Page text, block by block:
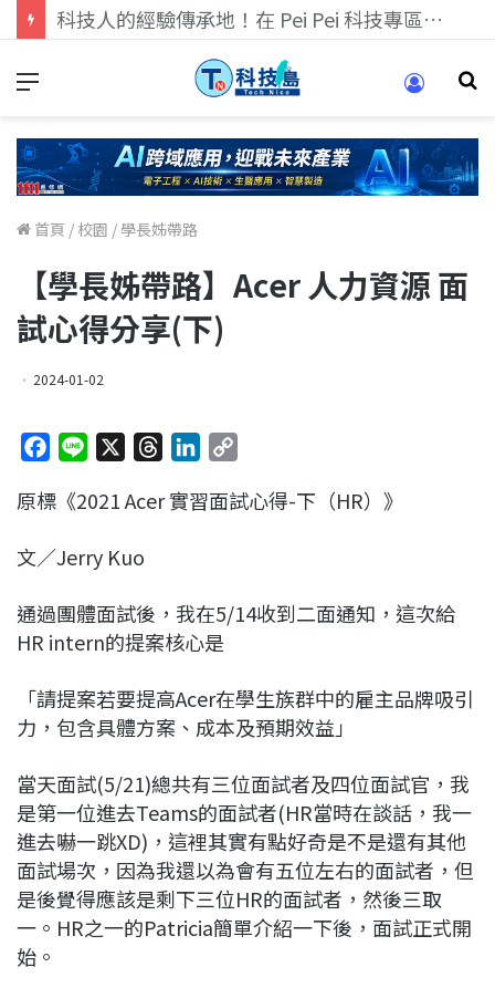
科技人找工作，就到TECH+ 科技專區!
首頁 / 校園 / 學長姊帶路
【學長姊帶路】Acer 人力資源 面
試心得分享(下)
2024-01-02
c
b
o
k
n
r
s
n
I
n
p
n
原標《2021 Acer 實習面試心得-下（HR）》
文／Jerry Kuo
通過團體面試後，我在5/14收到二面通知，這次給
HR intern的提案核心是
「請提案若要提高Acer在學生族群中的雇主品牌吸引
力，包含具體方案、成本及預期效益」
當天面試(5/21)總共有三位面試者及四位面試官，我
是第一位進去Teams的面試者(HR當時在談話，我一
進去嚇一跳XD)，這裡其實有點好奇是不是還有其他
面試場次，因為我還以為會有五位左右的面試者，但
是後覺得應該是剩下三位HR的面試者，然後三取
一。HR之一的Patricia簡單介紹一下後，面試正式開
始。